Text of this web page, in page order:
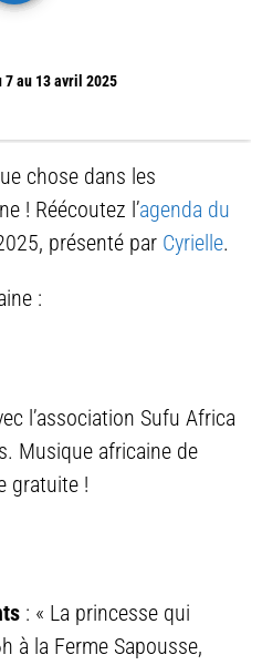
au 13 avril 2025
chose dans les
! Réécoutez l’agenda du
présenté par Cyrielle.
:
l’association Sufu Africa
Musique africaine de
gratuite !
: « La princesse qui
à la Ferme Sapousse,